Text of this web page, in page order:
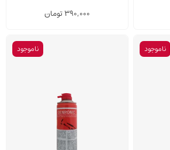
390,000تومان
ناموجود ناموجود